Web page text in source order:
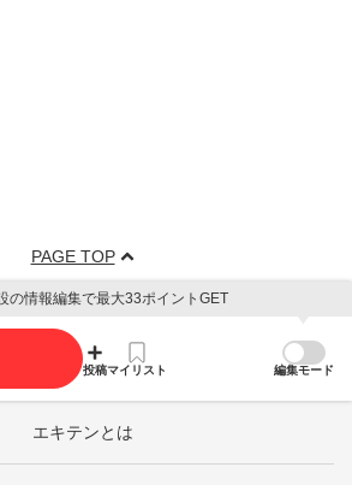
PAGE TOP
の情報編集で最大33ポイントGET
投稿マイリスト 編集モード
エキテンとは